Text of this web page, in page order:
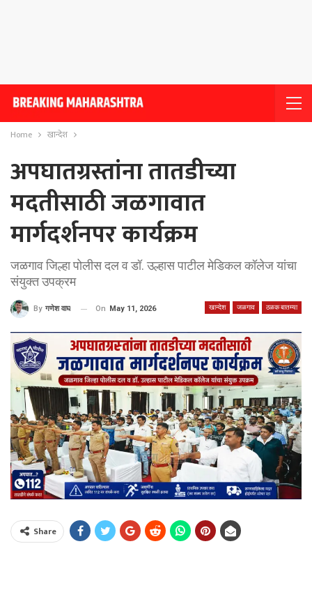
Home खान्देश
अपघातग्रस्तांना तातडीच्या
मदतीसाठी जळगावात
मार्गदर्शनपर कार्यक्रम
जळगाव जिल्हा पोलीस दल व डॉ. उल्हास पाटील मेडिकल कॉलेज यांचा
संयुक्त उपक्रम
खान्देश जळगाव ठळक बातम्या
By गणेश वाघ On May 11, 2026
Share